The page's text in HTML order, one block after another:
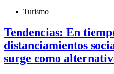
Turismo
Tendencias: En
distanciamientos
surge como